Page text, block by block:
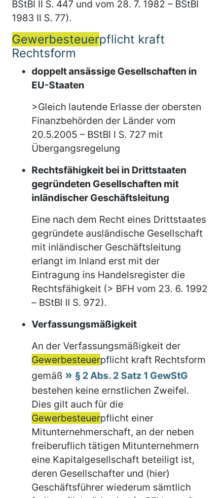
BStBl II S. 447 und vom 28. 7. 1982 – BStBl
1983 II S. 77).
Gewerbesteuerpflicht kraft
Rechtsform
doppelt ansässige Gesellschaften in
EU-Staaten
>Gleich lautende Erlasse der obersten
Finanzbehörden der Länder vom
20.5.2005 – BStBl I S. 727 mit
Übergangsregelung
Rechtsfähigkeit bei in Drittstaaten
gegründeten Gesellschaften mit
inländischer Geschäftsleitung
Eine nach dem Recht eines Drittstaates
gegründete ausländische Gesellschaft
mit inländischer Geschäftsleitung
erlangt im Inland erst mit der
Eintragung ins Handelsregister die
Rechtsfähigkeit (> BFH vom 23. 6. 1992
– BStBl II S. 972).
Verfassungsmäßigkeit
An der Verfassungsmäßigkeit der
Gewerbesteuerpflicht kraft Rechtsform
gemäß
§ 2 Abs. 2 Satz 1 GewStG
bestehen keine ernstlichen Zweifel.
Dies gilt auch für die
Gewerbesteuerpflicht einer
Mitunternehmerschaft, an der neben
freiberuflich tätigen Mitunternehmern
eine Kapitalgesellschaft beteiligt ist,
deren Gesellschafter und (hier)
Geschäftsführer wiederum sämtlich